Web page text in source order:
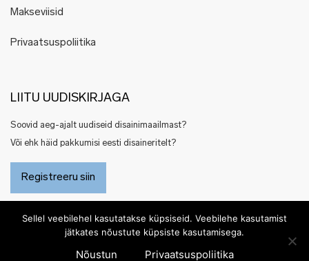
Makseviisid
Privaatsuspoliitika
LIITU UUDISKIRJAGA
Soovid aeg-ajalt uudiseid disainimaailmast?
Või ehk häid pakkumisi eesti disaineritelt?
Registreeru siin
Sellel veebilehel kasutatakse küpsiseid. Veebilehe kasutamist
jätkates nõustute küpsiste kasutamisega.
Nõustun Privaatsuspoliitika